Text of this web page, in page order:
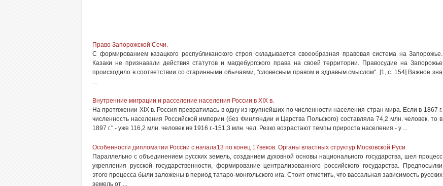
Право Запорожской Сечи.
С формированием казацкого республиканского строя складыва­ется своеобразная правовая система на Запорожье.
Казаки не призна­вали действия статутов и магдебургского права на своей территории. Правосудие на Запорожье
происходило в соответствии со старинны­ми обычаями, "словесным правом и здравым смыслом". [1, с. 154] Важное зна
...
Внутренние миграции и расселение населения России в XIX в.
На протяжении XIX в. Россия превратилась в одну из крупнейших по численности населения стран мира. Если в 1867 г.
численность населения Российской империи (без Финляндии и Царства Польского) составляла 74,2 млн. человек, то в
1897 г." - уже 116,2 млн. человек ив 1916 г.-151,3 млн. чел. Резко возрастают темпы прироста населения - у ...
Особенности дипломатии России с начала13 по конец 17веков. Органы властных структур Московской Руси
Параллельно с объединением русских земель, созданием духовной основы национального государства, шел процесс
укрепления русской государственности, формирование централизованного российского государства. Предпосылки
этого процесса были заложены в период татаро-монгольского ига. Стоит отметить, что вассальная зависимость русских
земель от ...